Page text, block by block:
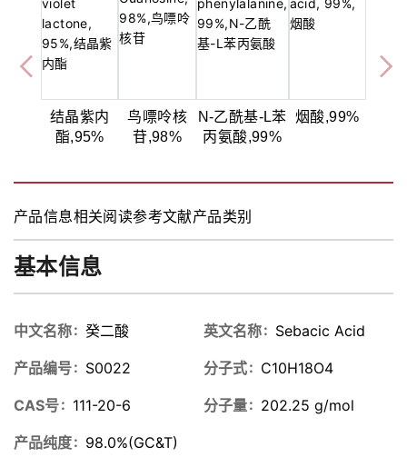
结晶紫内
酯,95%
鸟嘌呤核
苷,98%
N-乙酰基-L苯
丙氨酸,99%
烟酸,99%
产品信息相关阅读参考文献产品类别
基本信息
中文名称 癸二酸 英文名称 Sebacic Acid
产品编号 S0022 分子式 C10H18O4
CAS号 111-20-6 分子量 202.25 g/mol
产品纯度 98.0%(GC&T)